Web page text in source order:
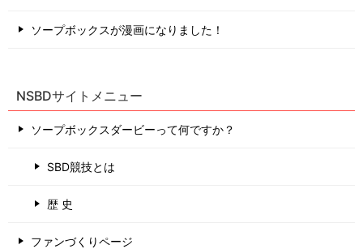
ソープボックスが漫画になりました！
NSBDサイトメニュー
ソープボックスダービーって何ですか？
SBD競技とは
歴 史
ファンづくりページ